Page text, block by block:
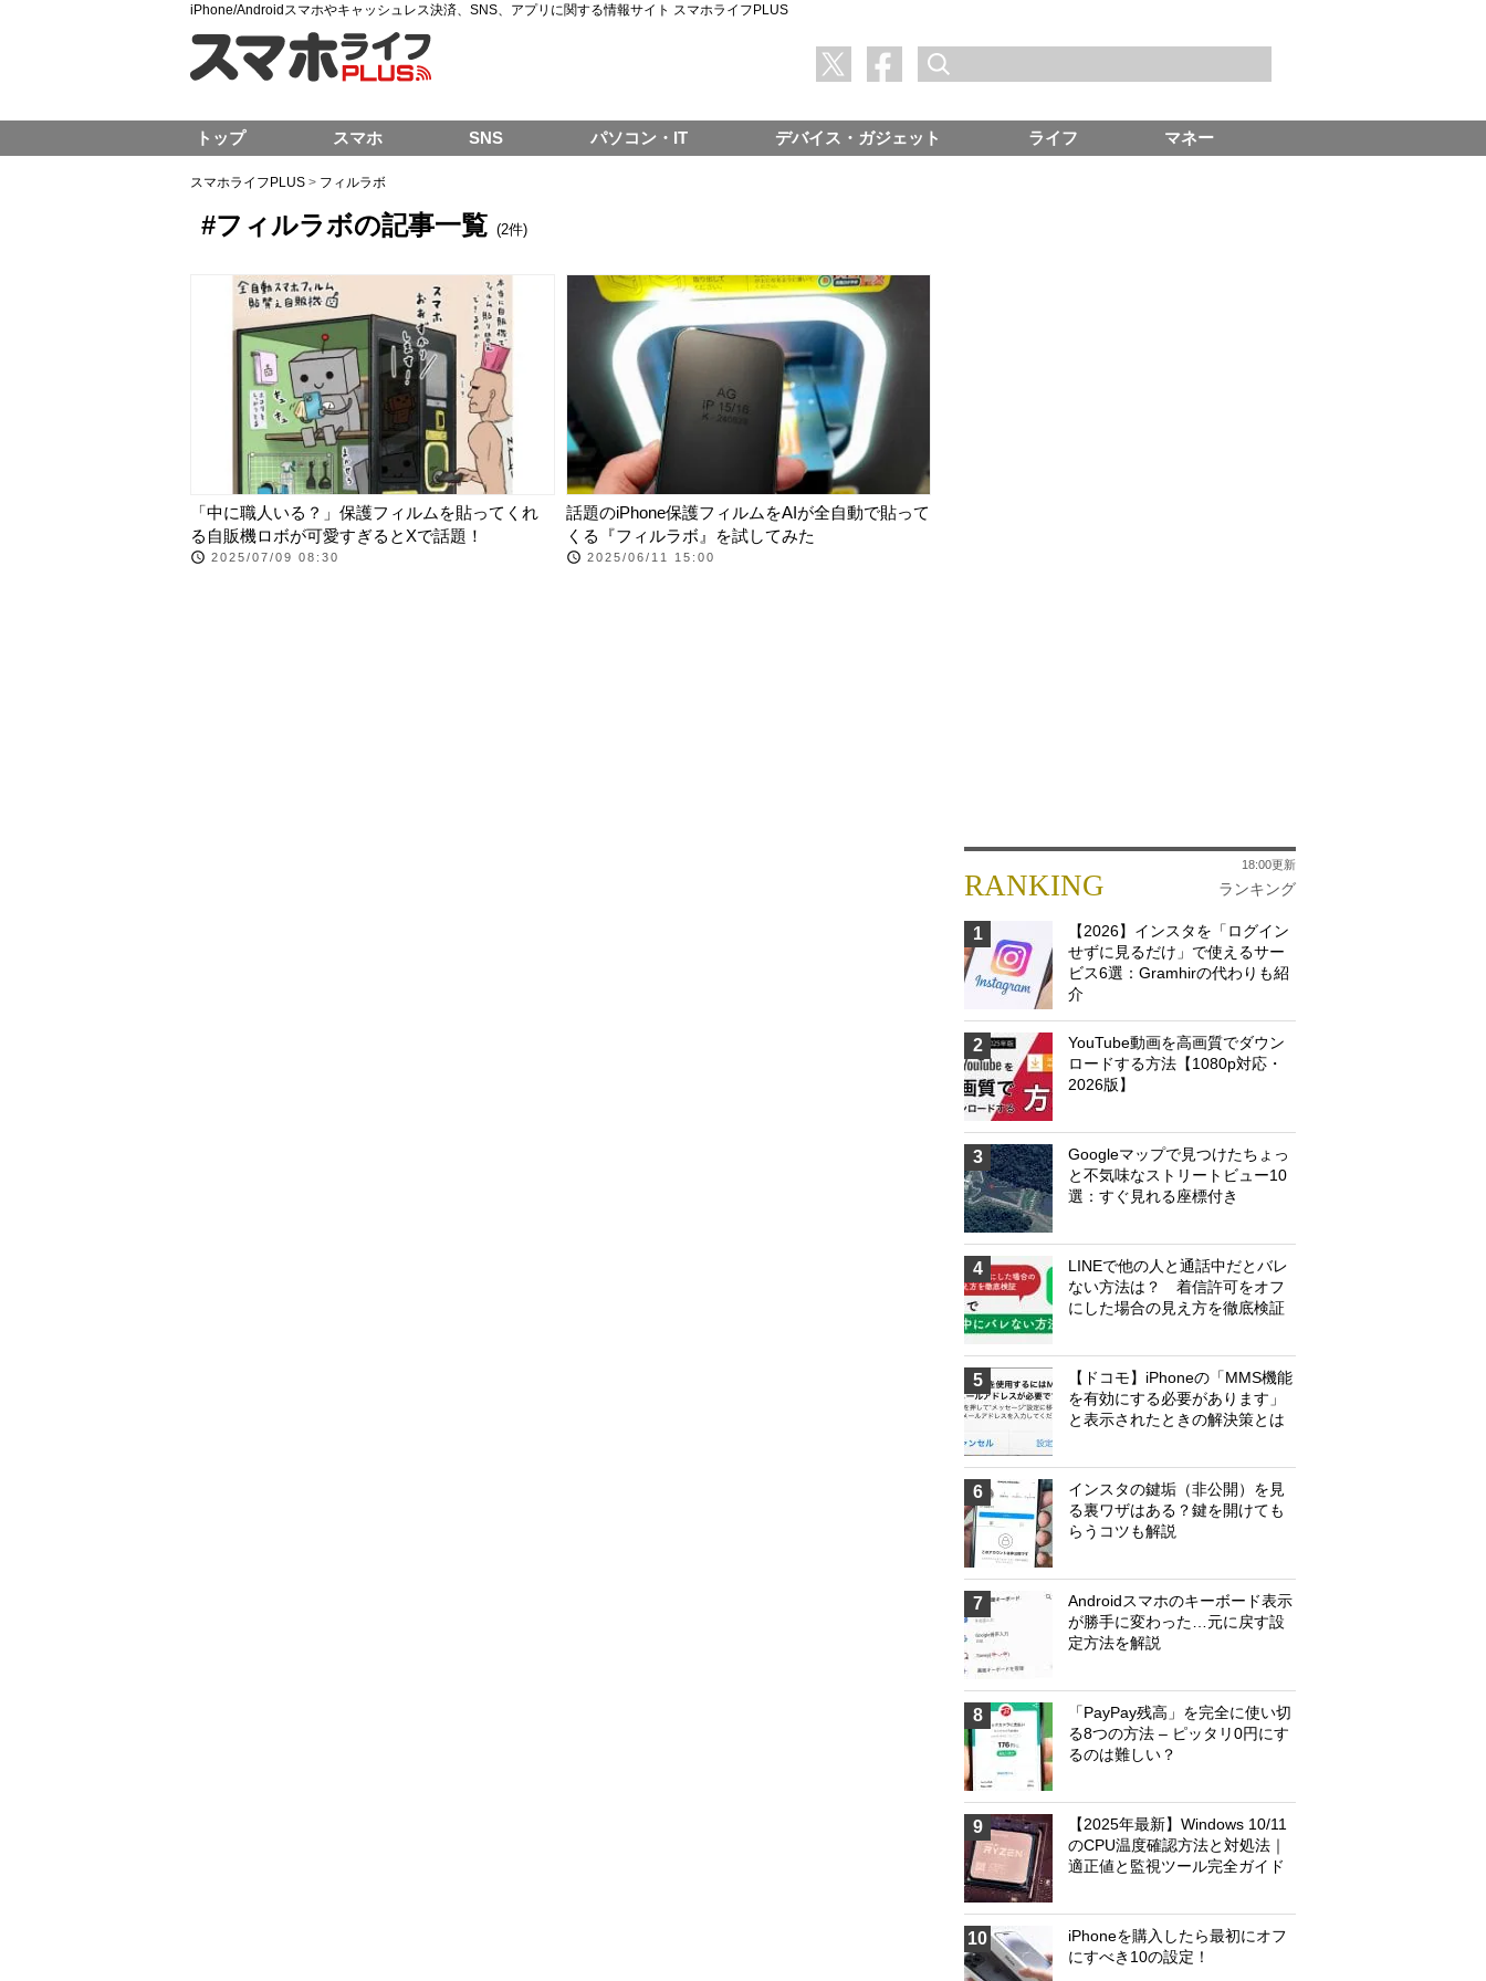
iPhone/Androidスマホやキャッシュレス決済、SNS、アプリに関する情報サイト スマホライフPLUS
スマホライフPLUS > フィルラボ
#フィルラボの記事一覧 (2件)
「中に職人いる？」保護フィルムを貼ってくれ
る自販機ロボが可愛すぎるとXで話題！
2025/07/09 08:30
話題のiPhone保護フィルムをAIが全自動で貼って
くる『フィルラボ』を試してみた
2025/06/11 15:00
RANKING ランキング
18:00更新
1
【2026】インスタを「ログイン
せずに見るだけ」で使えるサー
ビス6選：Gramhirの代わりも紹
介
2
YouTube動画を高画質でダウン
ロードする方法【1080p対応・
2026版】
3
Googleマップで見つけたちょっ
と不気味なストリートビュー10
選：すぐ見れる座標付き
4
LINEで他の人と通話中だとバレ
ない方法は？ 着信許可をオフ
にした場合の見え方を徹底検証
5
【ドコモ】iPhoneの「MMS機能
を有効にする必要があります」
と表示されたときの解決策とは
6
インスタの鍵垢（非公開）を見
る裏ワザはある？鍵を開けても
らうコツも解説
7
Androidスマホのキーボード表示
が勝手に変わった…元に戻す設
定方法を解説
8
「PayPay残高」を完全に使い切
る8つの方法 – ピッタリ0円にす
るのは難しい？
9
【2025年最新】Windows 10/11
のCPU温度確認方法と対処法｜
適正値と監視ツール完全ガイド
10
iPhoneを購入したら最初にオフ
にすべき10の設定！
トップ スマホ SNS パソコン・IT デバイス・ガジェット ライフ マネー